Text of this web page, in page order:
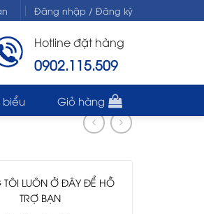
Đăng nhập / Đăng ký
Hotline đặt hàng
0902.115.509
biểu Giỏ hàng
TÔI LUÔN Ở ĐÂY ĐỂ HỖ
TRỢ BẠN